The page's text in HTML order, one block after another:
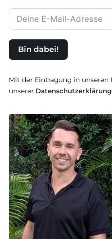
Bin dabei!
Mit der Eintragung in
unserer Datenschutzerklärung